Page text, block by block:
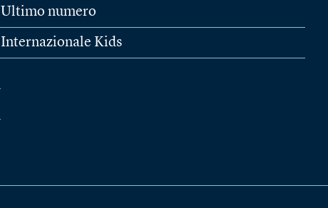
Ultimo numero
Internazionale Kids